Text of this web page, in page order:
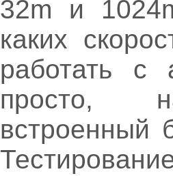
32m и
каких
работать с
просто,
встроенный